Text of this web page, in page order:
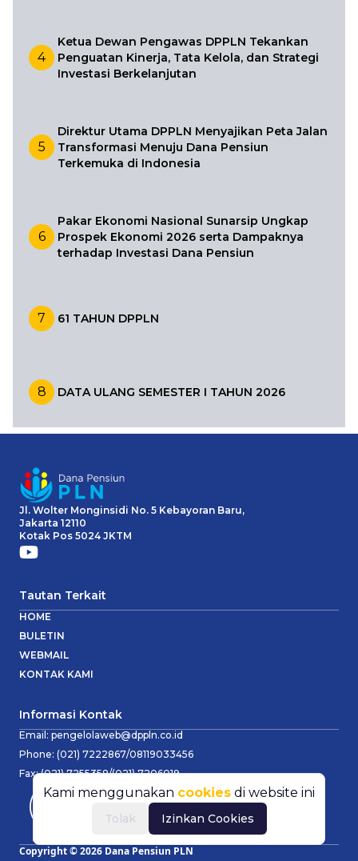
4
Ketua Dewan Pengawas DPPLN Tekankan
Penguatan Kinerja, Tata Kelola, dan Strategi
Investasi Berkelanjutan
5
Direktur Utama DPPLN Menyajikan Peta Jalan
Transformasi Menuju Dana Pensiun
Terkemuka di Indonesia
6
Pakar Ekonomi Nasional Sunarsip Ungkap
Prospek Ekonomi 2026 serta Dampaknya
terhadap Investasi Dana Pensiun
7 61 TAHUN DPPLN
8 DATA ULANG SEMESTER I TAHUN 2026
Jl. Wolter Monginsidi No. 5 Kebayoran Baru,
Jakarta 12110
Kotak Pos 5024 JKTM
Tautan Terkait
HOME
BULETIN
WEBMAIL
KONTAK KAMI
Informasi Kontak
Email: pengelolaweb@dppln.co.id
Phone: (021) 7222867/08119033456
Fax:(021) 7255358/(021) 7206019
Copyright ©2026 Dana Pensiun PLN
Kami menggunakan cookies di website ini
Tolak Izinkan Cookies